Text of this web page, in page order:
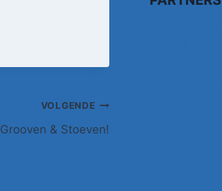
VOLGENDE
Grooven & Stoeven!